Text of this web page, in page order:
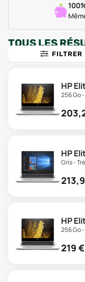
TOUS LES
FILTRER
HP
256 Go
HP
Gris -
HP
256 Go
219 €